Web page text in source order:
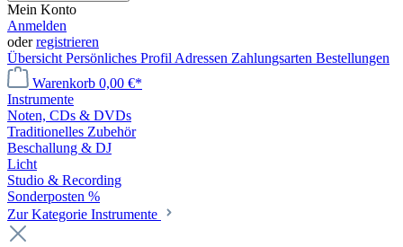
Mein Konto
Anmelden
oderregistrieren
Übersicht Persönliches Profil Adressen Zahlungsarten Bestellungen
Warenkorb 0,00 €*
Instrumente
Noten, CDs & DVDs
Traditionelles Zubehör
Beschallung & DJ
Licht
Studio & Recording
Sonderposten %
Zur Kategorie Instrumente